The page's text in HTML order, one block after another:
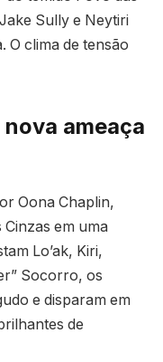
Sully e Neytiri
O clima de tensão
ameaça
Oona Chaplin,
em uma
Lo’ak, Kiri,
Socorro, os
e disparam em
de